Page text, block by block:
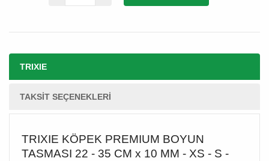
TRIXIE
TAKSIT SEÇENEKLERI
TRIXIE KÖPEK PREMIUM BOYUN
TASMASI 22 - 35 CM x 10 MM - XS - S -